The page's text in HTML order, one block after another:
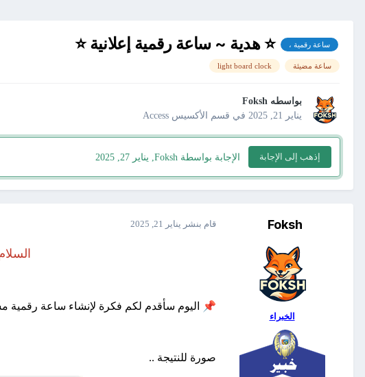
ساعة رقمية ، ⭐ هدية ~ ساعة رقمية إعلانية ⭐
ساعة مضيئة light board clock
بواسطه Foksh
يناير 21, 2025
في قسم الأكسيس Access
إذهب إلى الإجابة الإجابة بواسطة Foksh, يناير 27, 2025
Foksh
الخبراء
قام بنشر يناير 21, 2025
📌 اليوم سأقدم لكم فكرة لإنشاء ساعة رقمية
صورة للنتيجة ..